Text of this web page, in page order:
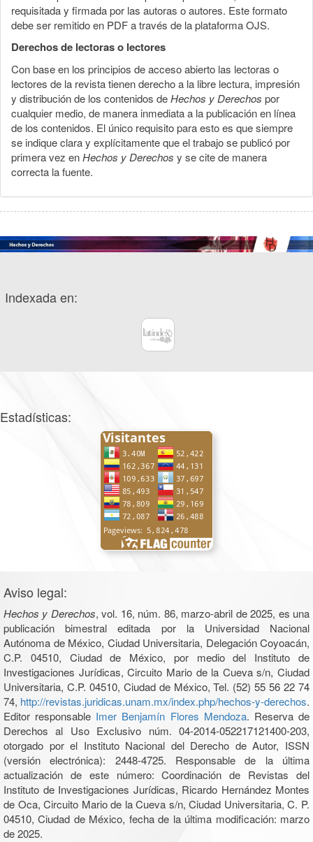
requisitada y firmada por las autoras o autores. Este formato
debe ser remitido en PDF a través de la plataforma OJS.
Derechos de lectoras o lectores
Con base en los principios de acceso abierto las lectoras o
lectores de la revista tienen derecho a la libre lectura, impresión
y distribución de los contenidos deHechos y Derechos por
cualquier medio, de manera inmediata a la publicación en línea
de los contenidos. El único requisito para esto es que siempre
se indique clara y explícitamente que el trabajo se publicó por
primera vez enHechos y Derechos y se cite de manera
correcta la fuente.
Indexada en:
Estadísticas:
Aviso legal:
Hechos y Derechos, vol. 16, núm. 86, marzo-abril de 2025, es una
publicación bimestral editada por la Universidad Nacional
Autónoma de México, Ciudad Universitaria, Delegación Coyoacán,
C.P. 04510, Ciudad de México, por medio del Instituto de
Investigaciones Jurídicas, Circuito Mario de la Cueva s/n, Ciudad
Universitaria, C.P. 04510, Ciudad de México, Tel. (52) 55 56 22 74
74, http://revistas.juridicas.unam.mx/index.php/hechos-y-derechos.
Editor responsable Imer Benjamín Flores Mendoza. Reserva de
Derechos al Uso Exclusivo núm. 04-2014-052217121400-203,
otorgado por el Instituto Nacional del Derecho de Autor, ISSN
(versión electrónica): 2448-4725. Responsable de la última
actualización de este número: Coordinación de Revistas del
Instituto de Investigaciones Jurídicas, Ricardo Hernández Montes
de Oca, Circuito Mario de la Cueva s/n, Ciudad Universitaria, C. P.
04510, Ciudad de México, fecha de la última modificación: marzo
de 2025.